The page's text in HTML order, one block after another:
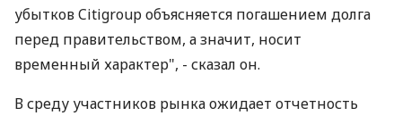
убытков Citigroup объясняется погашением долга
перед правительством, а значит, носит
временный характер", - сказал он.
В среду участников рынка ожидает отчетность